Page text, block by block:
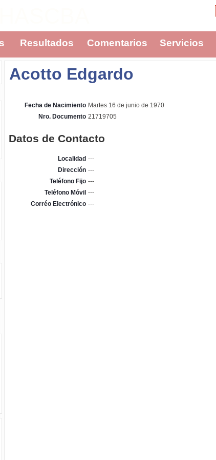
Resultados Comentarios Servicios
Acotto Edgardo
Fecha de Nacimiento Martes 16 de junio de 1970
Nro. Documento 21719705
Datos de Contacto
Localidad ---
Dirección ---
Teléfono Fijo ---
Teléfono Móvil ---
Corréo Electrónico ---